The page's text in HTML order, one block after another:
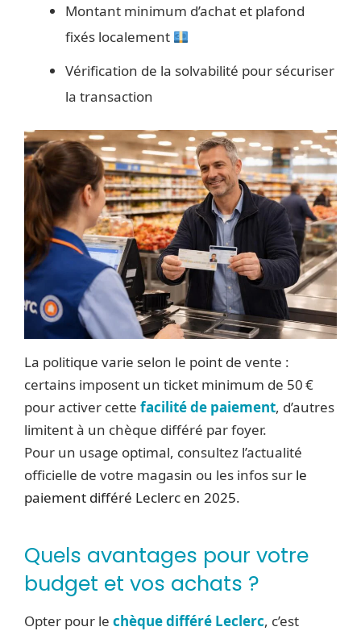
Montant minimum d’achat et plafond
fixés localement
Vérification de la solvabilité pour sécuriser
la transaction
La politique varie selon le point de vente :
certains imposent un ticket minimum de 50 €
pour activer cette facilité de paiement, d’autres
limitent à un chèque différé par foyer.
Pour un usage optimal, consultez l’actualité
officielle de votre magasin ou les infos sur le
paiement différé Leclerc en 2025.
Quels avantages pour votre
budget et vos achats ?
Opter pour le chèque différé Leclerc, c’est